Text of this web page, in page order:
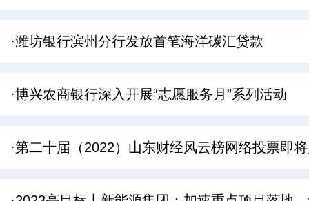
·潍坊银行滨州分行发放首笔海洋碳汇贷款
·博兴农商银行深入开展“志愿服务月”系列活动
·第二十届（2022）山东财经风云榜网络投票即